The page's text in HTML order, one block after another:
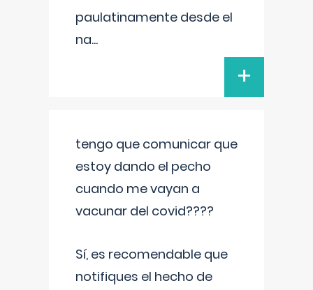
paulatinamente desde el
na...
+
tengo que comunicar que
estoy dando el pecho
cuando me vayan a
vacunar del covid????
Sí, es recomendable que
notifiques el hecho de